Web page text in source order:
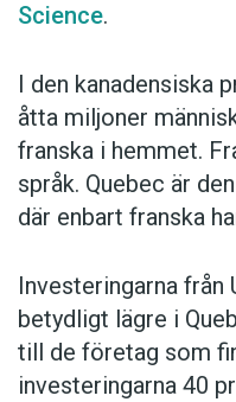
Science.
I den kanadensiska
åtta miljoner
franska i hemmet.
språk. Quebec är
där enbart franska
Investeringarna
betydligt lägre i
till de företag som
investeringarna 40